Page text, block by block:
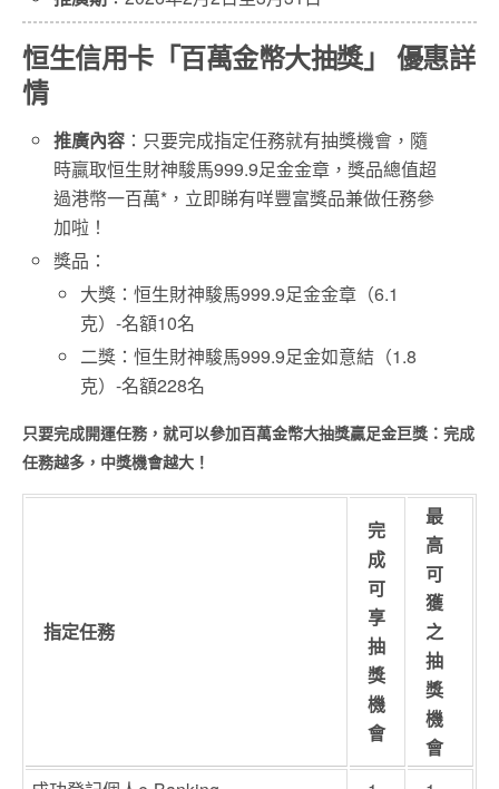
恒生信用卡「百萬金幣大抽獎」 優惠詳
情
推廣內容 ：只要完成指定任務就有抽獎機會，隨
時贏取恒生財神駿馬999.9足金金章，獎品總值超
過港幣一百萬*，立即睇有咩豐富獎品兼做任務參
加啦！
獎品：
大獎：恒生財神駿馬999.9足金金章（6.1
克）-名額10名
二獎：恒生財神駿馬999.9足金如意結（1.8
克）-名額228名
只要完成開運任務， 就可以參加百萬金幣大抽獎贏足金巨獎： 完成
任務越多，中獎機會越大！
指定任務
完
成
可
享
抽
獎
機
會
最
高
可
獲
之
抽
獎
機
會